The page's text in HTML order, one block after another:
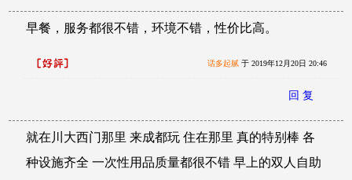
早餐，服务都很不错，环境不错，性价比高。
话多起腻 于 2019年12月20日 20:46
回 复
就在川大西门那里 来成都玩 住在那里 真的特别棒 各
种设施齐全 一次性用品质量都很不错 早上的双人自助